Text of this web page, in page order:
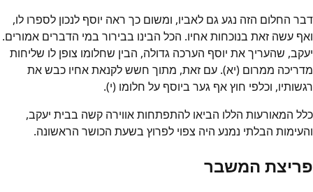
דבר החלום הזה נגע גם לאביו, ומשום כך ראה יוסף לנכון לספרו לו,
ואף עשה זאת בנוכחות אחיו. הכל הבינו בבירור במי הדברים אמורים.
יעקב, שהעריך את יוסף הערכה גדולה, הבין שחלומו צופן לו שליחות
מדריכה ממרום (יא). עם זאת, מתוך חשש לקנאת אחיו כבש את
רגשותיו, וכלפי חוץ אף גער ביוסף על חלומו (י).
כלל המאורעות הללו הביאו להתפתחות אווירה קשה בבית יעקב,
והעימות הבלתי נמנע היה צפוי לפרוץ בשעת הכושר הראשונה.
פריצת המשבר